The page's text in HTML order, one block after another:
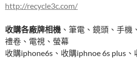
http://recycle3c.com/
收購各廠牌相機 、筆電、鏡頭、手機
禮卷、電視、螢幕
收購iphone6s、收購iphnoe 6s plus